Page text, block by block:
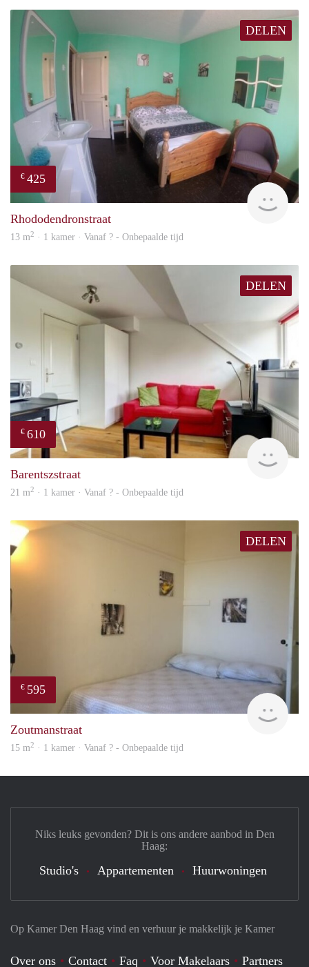
DELEN
€ 425
Rhododendronstraat
13 m2 · 1 kamer · Vanaf ? - Onbepaalde tijd
DELEN
€ 610
Barentszstraat
21 m2 · 1 kamer · Vanaf ? - Onbepaalde tijd
DELEN
€ 595
Zoutmanstraat
15 m2 · 1 kamer · Vanaf ? - Onbepaalde tijd
Op Kamer Den Haag vind en verhuur je makkelijk je Kamer
Over ons Contact Faq Voor Makelaars Partners
Niks leuks gevonden? Dit is ons andere aanbod in Den
Haag:
Studio's Appartementen Huurwoningen